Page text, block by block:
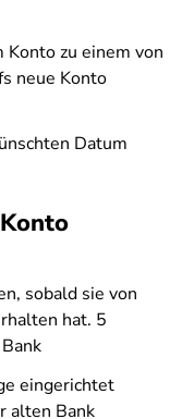
Konto zu einem von
neue Konto
Datum
sobald sie von
hat. 5
eingerichtet
alten Bank